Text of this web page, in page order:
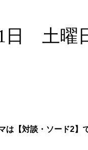
1日 土
【対談・ソード2】